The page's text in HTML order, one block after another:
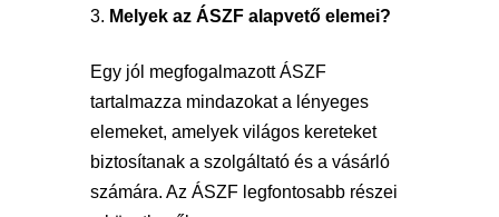
Melyek az ÁSZF alapvető elemei?
Egy jól megfogalmazott ÁSZF
tartalmazza mindazokat a lényeges
elemeket, amelyek világos kereteket
biztosítanak a szolgáltató és a vásárló
számára. Az ÁSZF legfontosabb részei